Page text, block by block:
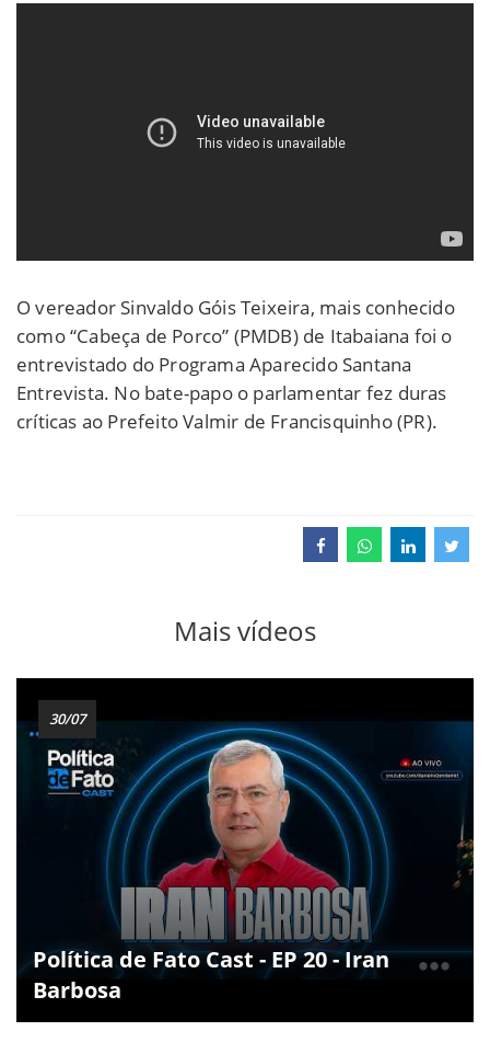
O vereador Sinvaldo Góis Teixeira, mais conhecido
como “Cabeça de Porco” (PMDB) de Itabaiana foi o
entrevistado do Programa Aparecido Santana
Entrevista. No bate-papo o parlamentar fez duras
críticas ao Prefeito Valmir de Francisquinho (PR).
Mais vídeos
30/07
Política de Fato Cast - EP 20 - Iran
Barbosa